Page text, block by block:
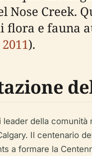
Nose Creek.
flora e fauna
).
della
Il centenario
a formare la